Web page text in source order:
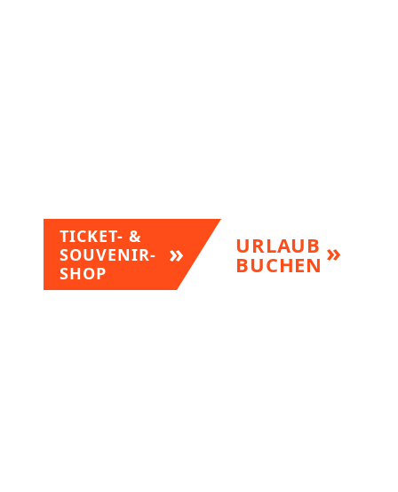
TICKET- &
SOUVENIR-
SHOP
URLAUB
BUCHEN